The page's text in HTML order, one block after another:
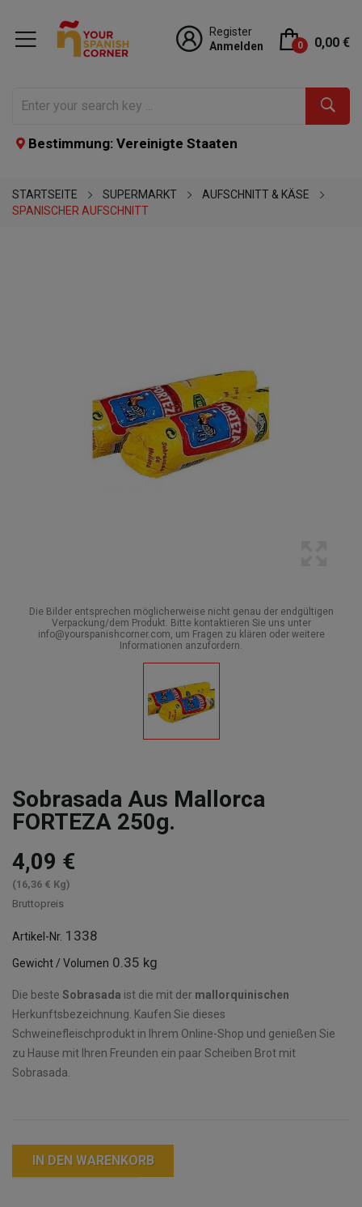
Register
Anmelden
0 0,00 €
Bestimmung: Vereinigte Staaten
STARTSEITE SUPERMARKT
AUFSCHNITT & KÄSE
SPANISCHER AUFSCHNITT
Die Bilder entsprechen möglicherweise nicht genau der endgültigen
Verpackung/dem Produkt. Bitte kontaktieren Sie uns unter
info@yourspanishcorner.com, um Fragen zu klären oder weitere
Informationen anzufordern.
Sobrasada Aus Mallorca
FORTEZA 250g.
4,09 €
(16,36 € Kg)
Bruttopreis
Artikel-Nr. 1338
Gewicht / Volumen 0.35 kg
Die beste Sobrasada ist die mit der mallorquinischen
Herkunftsbezeichnung. Kaufen Sie dieses
Schweinefleischprodukt in Ihrem Online-Shop und genießen Sie
zu Hause mit Ihren Freunden ein paar Scheiben Brot mit
Sobrasada.
IN DEN WARENKORB